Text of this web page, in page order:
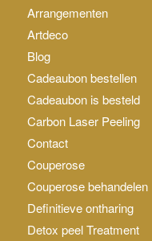
Arrangementen
Artdeco
Blog
Cadeaubon bestellen
Cadeaubon is besteld
Carbon Laser Peeling
Contact
Couperose
Couperose behandelen
Definitieve ontharing
Detox peel Treatment